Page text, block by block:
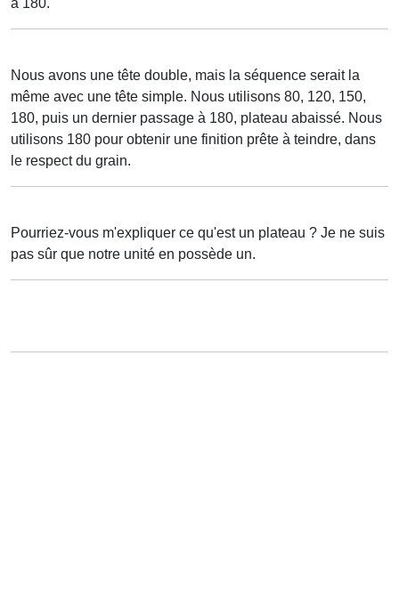
Nous avons une tête double, mais la séquence serait la
même avec une tête simple. Nous utilisons 80, 120, 150,
180, puis un dernier passage à 180, plateau abaissé. Nous
utilisons 180 pour obtenir une finition prête à teindre, dans
le respect du grain.
Pourriez-vous m'expliquer ce qu'est un plateau ? Je ne suis
pas sûr que notre unité en possède un.